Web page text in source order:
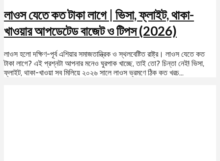
লাওস যেতে কত টাকা লাগে | ভিসা, ফ্লাইট, থাকা-
খাওয়ার আপডেটেড বাজেট ও টিপস (2026)
লাওস হলো দক্ষিণ-পূর্ব এশিয়ার সমাজতান্ত্রিক ও স্থলবেষ্টিত রাষ্ট্র। লাওস যেতে কত
টাকা লাগে? এই প্রশ্নটা আপনার মনেও ঘুরপাক খাচ্ছে, তাই তো? চিন্তা নেই! ভিসা,
ফ্লাইট, থাকা-খাওয়া সব মিলিয়ে ২০২৬ সালে লাওস ভ্রমণে ঠিক কত খরচ...